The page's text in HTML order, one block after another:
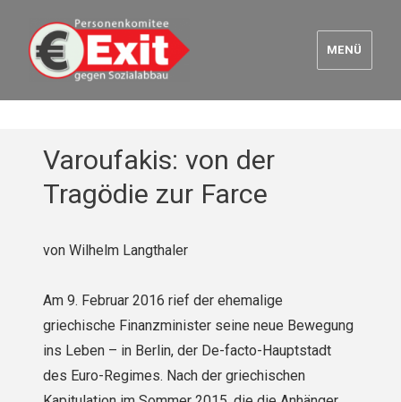
Euro Exit
MENÜ
Varoufakis: von der
Tragödie zur Farce
von Wilhelm Langthaler
Am 9. Februar 2016 rief der ehemalige
griechische Finanzminister seine neue Bewegung
ins Leben – in Berlin, der De-facto-Hauptstadt
des Euro-Regimes. Nach der griechischen